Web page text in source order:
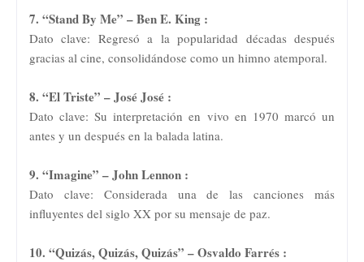
7. “Stand By Me” – Ben E. King :
Dato clave: Regresó a la popularidad décadas después
gracias al cine, consolidándose como un himno atemporal.
8. “El Triste” – José José :
Dato clave: Su interpretación en vivo en 1970 marcó un
antes y un después en la balada latina.
9. “Imagine” – John Lennon :
Dato clave: Considerada una de las canciones más
influyentes del siglo XX por su mensaje de paz.
10. “Quizás, Quizás, Quizás” – Osvaldo Farrés :